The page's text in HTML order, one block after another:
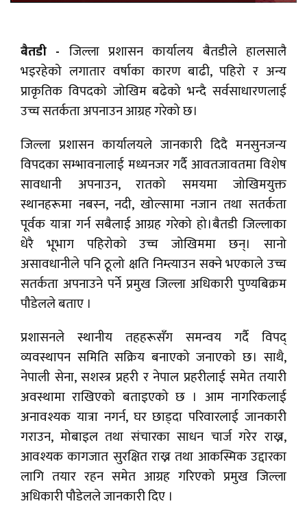
बैतडी - जिल्ला प्रशासन कार्यालय बैतडीले हालसालै
भइरहेको लगातार वर्षाका कारण बाढी, पहिरो र अन्य
प्राकृतिक विपदको जोखिम बढेको भन्दै सर्वसाधारणलाई
उच्च सतर्कता अपनाउन आग्रह गरेको छ।
जिल्ला प्रशासन कार्यालयले जानकारी दिदै मनसुनजन्य
विपदका सम्भावनालाई मध्यनजर गर्दै आवतजावतमा विशेष
सावधानी अपनाउन, रातको समयमा जोखिमयुक्त
स्थानहरूमा नबस्न, नदी, खोल्सामा नजान तथा सतर्कता
पूर्वक यात्रा गर्न सबैलाई आग्रह गरेको हो।बैतडी जिल्लाका
धेरै भूभाग पहिरोको उच्च जोखिममा छन्। सानो
असावधानीले पनि ठूलो क्षति निम्त्याउन सक्ने भएकाले उच्च
सतर्कता अपनाउने पर्ने प्रमुख जिल्ला अधिकारी पुण्यबिक्रम
पौडेलले बताए ।
प्रशासनले स्थानीय तहहरूसँग समन्वय गर्दै विपद्
व्यवस्थापन समिति सक्रिय बनाएको जनाएको छ। साथै,
नेपाली सेना, सशस्त्र प्रहरी र नेपाल प्रहरीलाई समेत तयारी
अवस्थामा राखिएको बताइएको छ । आम नागरिकलाई
अनावश्यक यात्रा नगर्न, घर छाड्दा परिवारलाई जानकारी
गराउन, मोबाइल तथा संचारका साधन चार्ज गरेर राख्न,
आवश्यक कागजात सुरक्षित राख्न तथा आकस्मिक उद्दारका
लागि तयार रहन समेत आग्रह गरिएको प्रमुख जिल्ला
अधिकारी पौडेलले जानकारी दिए ।